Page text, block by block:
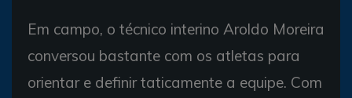
Em campo, o técnico interino Aroldo Moreira
conversou bastante com os atletas para
orientar e definir taticamente a equipe. Com